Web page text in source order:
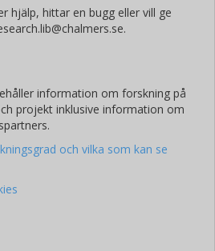
hjälp, hittar en bugg eller vill ge
information om forskning på
projekt inklusive information om
och vilka som kan se